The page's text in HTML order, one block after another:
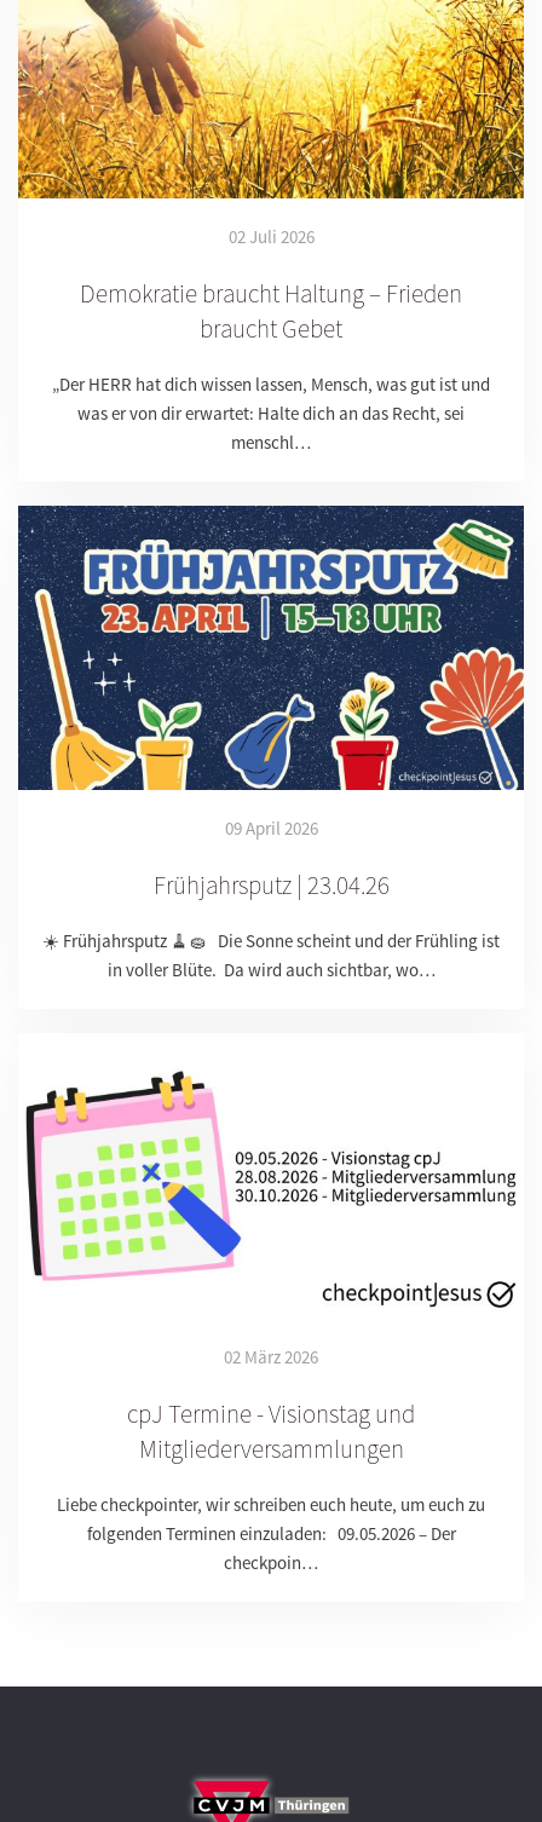
02 Juli 2026
Demokratie braucht Haltung – Frieden
braucht Gebet
„Der HERR hat dich wissen lassen, Mensch, was gut ist und
was er von dir erwartet: Halte dich an das Recht, sei
menschl…
09 April 2026
Frühjahrsputz | 23.04.26
☀️ Frühjahrsputz 🧹🧽 Die Sonne scheint und der Frühling ist
in voller Blüte. Da wird auch sichtbar, wo…
02 März 2026
cpJ Termine - Visionstag und
Mitgliederversammlungen
Liebe checkpointer, wir schreiben euch heute, um euch zu
folgenden Terminen einzuladen: 09.05.2026 – Der
checkpoin…